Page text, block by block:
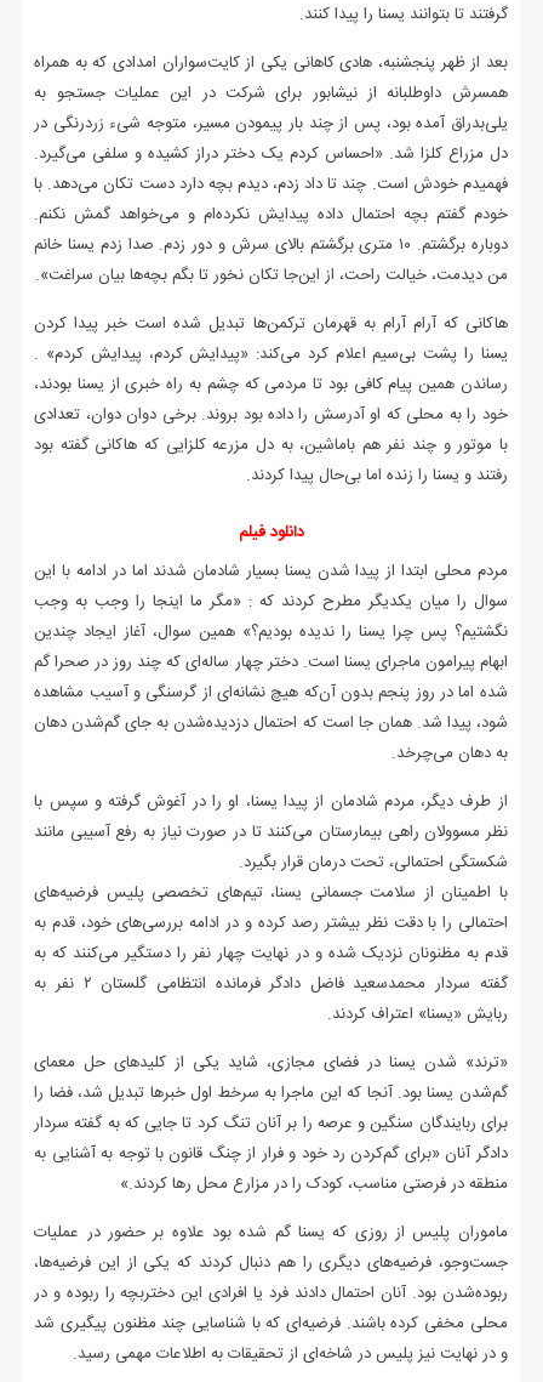
گرفتند تا بتوانند یسنا را پیدا کنند.
بعد از ظهر پنجشنبه، هادی کاهانی یکی از کایت‌سواران امدادی که به همراه
همسرش داوطلبانه از نیشابور برای شرکت در این عملیات جستجو به
یلی‌بدراق آمده بود، پس از چند بار پیمودن مسیر، متوجه شیء زردرنگی در
دل مزراع کلزا شد. «احساس کردم یک دختر دراز کشیده و سلفی می‌گیرد.
فهمیدم خودش است. چند تا داد زدم، دیدم بچه دارد دست تکان می‌دهد. با
خودم گفتم بچه احتمال داده پیدایش نکرده‌ام و می‌خواهد گمش نکنم.
دوباره برگشتم. ۱۰ متری برگشتم بالای سرش و دور زدم. صدا زدم یسنا خانم
من دیدمت، خیالت راحت، از این‌جا تکان نخور تا بگم بچه‌ها بیان سراغت».
هاکانی که آرام آرام به قهرمان ترکمن‌ها تبدیل شده است خبر پیدا کردن
یسنا را پشت بی‌سیم اعلام کرد می‌کند: «پیدایش کردم، پیدایش کردم» .
رساندن همین پیام کافی بود تا مردمی که چشم به راه خبری از یسنا بودند،
خود را به محلی که او آدرسش را داده بود بروند. برخی دوان دوان، تعدادی
با موتور و چند نفر هم باماشین، به دل مزرعه کلزایی که هاکانی گفته بود
رفتند و یسنا را زنده اما بی‌حال پیدا کردند.
دانلود فیلم
مردم محلی ابتدا از پیدا شدن یسنا بسیار شادمان شدند اما در ادامه با این
سوال را میان یکدیگر مطرح کردند که : «مگر ما اینجا را وجب به وجب
نگشتیم؟ پس چرا یسنا را ندیده بودیم؟» همین سوال، آغاز ایجاد چندین
ابهام پیرامون ماجرای یسنا است. دختر چهار ساله‌ای که چند روز در صحرا گم
شده اما در روز پنجم بدون آن‌که هیچ نشانه‌ای از گرسنگی و آسیب مشاهده
شود، پیدا شد. همان جا است که احتمال دزدیده‌شدن به جای گم‌شدن دهان
به دهان می‌چرخد.
از طرف دیگر، مردم شادمان از پیدا یسنا، او را در آغوش گرفته و سپس با
نظر مسوولان راهی بیمارستان می‌کنند تا در صورت نیاز به رفع آسیبی مانند
شکستگی احتمالی، تحت درمان قرار بگیرد.
با اطمینان از سلامت جسمانی یسنا، تیم‌های تخصصی پلیس فرضیه‌های
احتمالی را با دقت نظر بیشتر رصد کرده و در ادامه بررسی‌های خود، قدم به
قدم به مظنونان نزدیک شده و در نهایت چهار نفر را دستگیر می‌کنند که به
گفته سردار محمدسعید فاضل دادگر فرمانده انتظامی گلستان ۲ نفر به
ربایش «یسنا» اعتراف کردند.
«ترند» شدن یسنا در فضای مجازی، شاید یکی از کلیدهای حل معمای
گم‌شدن یسنا بود. آنجا که این ماجرا به سرخط اول خبرها تبدیل شد، فضا را
برای ربایندگان سنگین و عرصه را بر آنان تنگ کرد تا جایی که به گفته سردار
دادگر آنان «برای گم‌کردن رد خود و فرار از چنگ قانون با توجه به آشنایی به
منطقه در فرصتی مناسب، کودک را در مزارع محل رها کردند.»
ماموران پلیس از روزی که یسنا گم شده بود علاوه بر حضور در عملیات
جست‌وجو، فرضیه‌های دیگری را هم دنبال ‌کردند که یکی از این فرضیه‌ها،
ربوده‌شدن بود. آنان احتمال ‌دادند فرد یا افرادی این دختربچه را ربوده و در
محلی مخفی کرده باشند. فرضیه‌ای که با شناسایی چند مظنون پیگیری شد
و در نهایت نیز پلیس در شاخه‌ای از تحقیقات به اطلاعات مهمی رسید.